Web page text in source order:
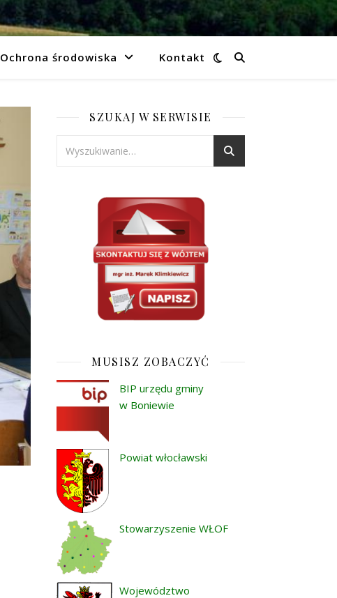
Ochrona środowiska Kontakt
SZUKAJ W SERWISIE
MUSISZ ZOBACZYĆ
BIP urzędu gminy
w Boniewie
Powiat włocławski
Stowarzyszenie WŁOF
Województwo